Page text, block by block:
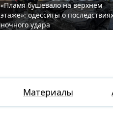
«Пламя бушевало на верхнем
этаже»: одесситы о
ночного удара
Материалы